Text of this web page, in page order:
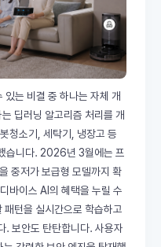
있는 비결 중 하나는 자체 개
딥러닝 알고리즘 처리를 개
청소기, 세탁기, 냉장고 등
습니다. 2026년 3월에는 프
중저가 보급형 모델까지 확
바이스 AI의 혜택을 누릴 수
패턴을 실시간으로 학습하고
. 보안도 탄탄합니다. 사용자